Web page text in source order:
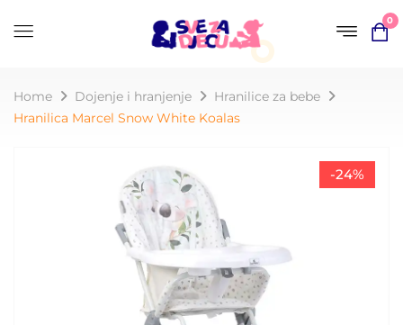
0
Home Dojenje i hranjenje
Hranilice za bebe
Hranilica Marcel Snow White Koalas
-24%